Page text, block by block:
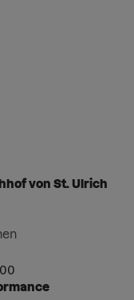
von St. Ulrich